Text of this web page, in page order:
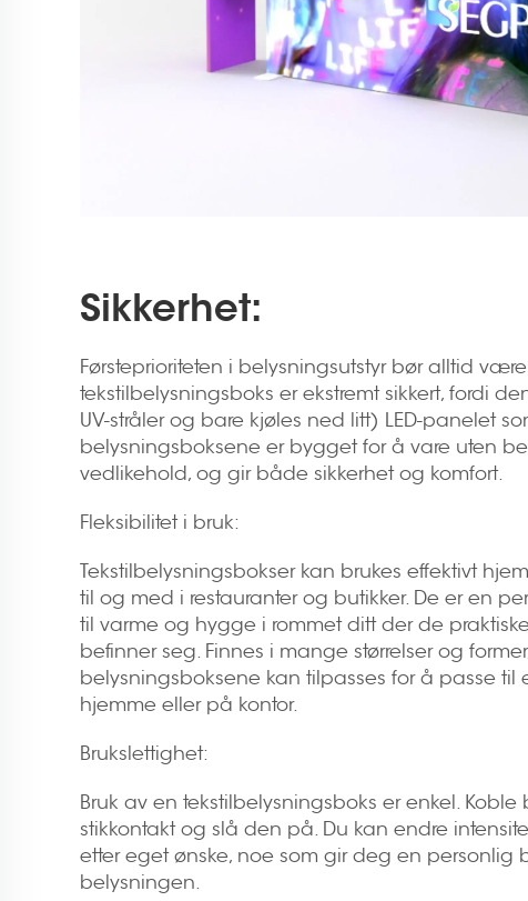
Sikkerhet:
Førsteprioriteten i belysningsutstyr bør alltid
tekstilbelysningsboks er ekstremt sikkert, fordi
UV-stråler og bare kjøles ned litt) LED-panelet
belysningsboksene er bygget for å vare uten
vedlikehold, og gir både sikkerhet og komfort.
Fleksibilitet i bruk:
Tekstilbelysningsbokser kan brukes effektivt
til og med i restauranter og butikker. De er en
til varme og hygge i rommet ditt der de
befinner seg. Finnes i mange størrelser og
belysningsboksene kan tilpasses for å passe til
hjemme eller på kontor.
Brukslettighet:
Bruk av en tekstilbelysningsboks er enkel.
stikkontakt og slå den på. Du kan endre
etter eget ønske, noe som gir deg en personlig
belysningen.